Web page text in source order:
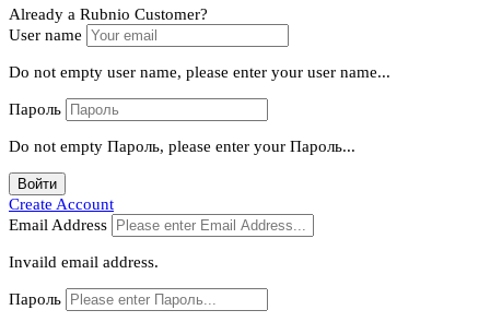
Already a Rubnio Customer?
User name
Do not empty user name, please enter your user name...
Пароль
Do not empty Пароль, please enter your Пароль...
Войти
Create Account
Email Address
Invaild email address.
Пароль